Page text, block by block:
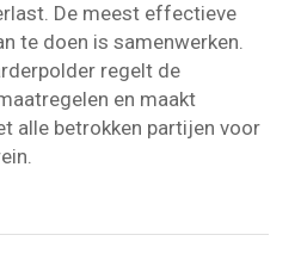
De meest effectieve
te doen is samenwerken.
regelt de
en maakt
alle betrokken partijen voor